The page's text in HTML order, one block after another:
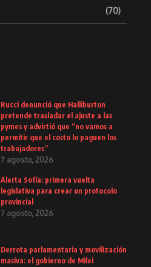
(70)
Rucci denunció que Halliburton
pretende trasladar el ajuste a las
pymes y advirtió que “no vamos a
permitir que el costo lo paguen los
trabajadores”
7 agosto, 2026
Alerta Sofía: primera vuelta
legislativa para crear un protocolo
provincial
7 agosto, 2026
Derrota parlamentaria y movilización
masiva: el gobierno de Milei